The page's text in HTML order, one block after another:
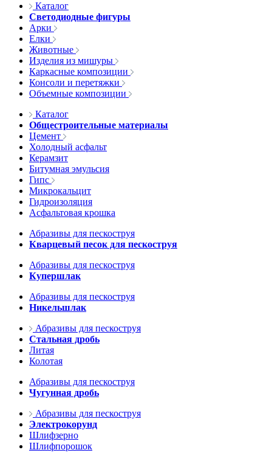
Каталог
Светодиодные фигуры
Арки
Елки
Животные
Изделия из мишуры
Каркасные композиции
Консоли и перетяжки
Объемные композиции
Каталог
Общестроительные материалы
Цемент
Холодный асфальт
Керамзит
Битумная эмульсия
Гипс
Микрокальцит
Гидроизоляция
Асфальтовая крошка
Абразивы для пескоструя
Кварцевый песок для пескоструя
Абразивы для пескоструя
Купершлак
Абразивы для пескоструя
Никельшлак
Абразивы для пескоструя
Стальная дробь
Литая
Колотая
Абразивы для пескоструя
Чугунная дробь
Абразивы для пескоструя
Электрокорунд
Шлифзерно
Шлифпорошок